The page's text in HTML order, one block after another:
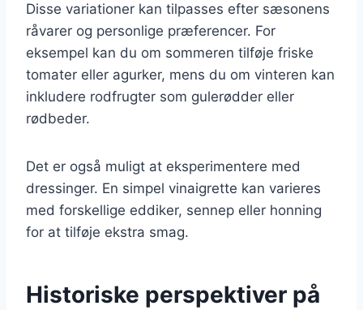
Disse variationer kan tilpasses efter sæsonens
råvarer og personlige præferencer. For
eksempel kan du om sommeren tilføje friske
tomater eller agurker, mens du om vinteren kan
inkludere rodfrugter som gulerødder eller
rødbeder.
Det er også muligt at eksperimentere med
dressinger. En simpel vinaigrette kan varieres
med forskellige eddiker, sennep eller honning
for at tilføje ekstra smag.
Historiske perspektiver på